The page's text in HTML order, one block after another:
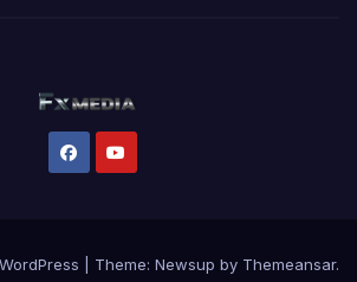
Theme: Newsup by Themeansar.